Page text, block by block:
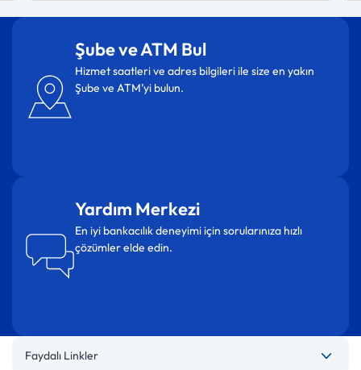
Şube ve ATM Bul
Hizmet saatleri ve adres bilgileri ile size en yakın
Şube ve ATM’yi bulun.
Yardım Merkezi
En iyi bankacılık deneyimi için sorularınıza hızlı
çözümler elde edin.
Faydalı Linkler